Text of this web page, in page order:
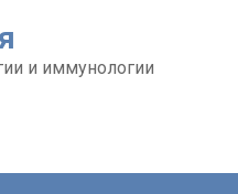
и иммунологии